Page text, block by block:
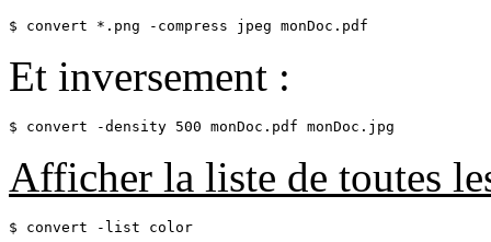
$ convert *.png -compress jpeg monDoc.pdf
Et inversement :
$ convert -density 500 monDoc.pdf monDoc.jpg
Afficher la liste de toutes
$ convert -list color